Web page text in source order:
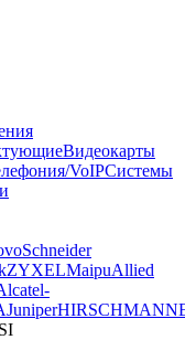
Видеокарты
VoIPСистемы
Schneider
ZYXELMaipuAllied
JuniperHIRSCHMANN